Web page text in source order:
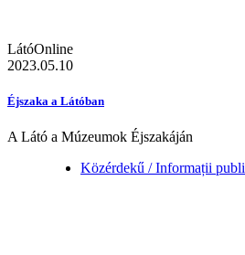
LátóOnline
2023.05.10
Éjszaka a Látóban
A Látó a Múzeumok Éjszakáján
Közérdekű / Informații